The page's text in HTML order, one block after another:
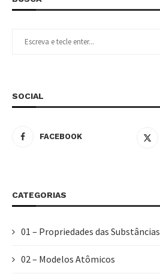
SOCIAL
FACEBOOK
CATEGORIAS
01 – Propriedades das Substâncias
02 – Modelos Atômicos